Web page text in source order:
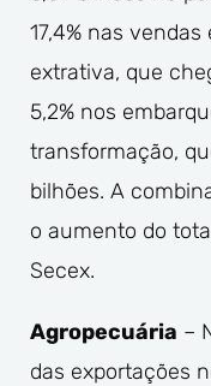
17,4% nas
extrativa, que
5,2% nos
transformação,
bilhões. A
o aumento do
Secex.
Agropecuária –
das exportações